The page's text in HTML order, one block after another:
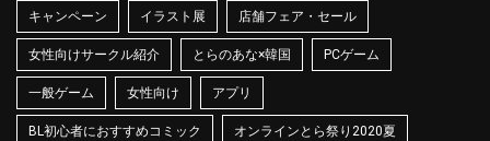
キャンペーン イラスト展 店舗フェア・セール
女性向けサークル紹介 とらのあな×韓国 PCゲーム
一般ゲーム 女性向け アプリ
BL初心者におすすめコミック オンラインとら祭り2020夏